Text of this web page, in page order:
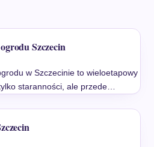
Szczecin
w Szczecinie to wieloetapowy
staranności, ale przede…